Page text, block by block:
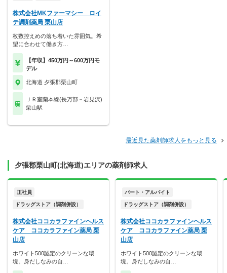
株式会社MKファーマシー ロイ
テ調剤薬局 栗山店
枚数控えめの落ち着いた雰囲気。希
望に合わせて働き方…
【年収】450万円～600万円モ
デル
北海道 夕張郡栗山町
ＪＲ室蘭本線(長万部－岩見沢)
栗山駅
最近見た薬剤師求人をもっと見る
夕張郡栗山町(北海道)エリアの薬剤師求人
正社員
ドラッグストア（調剤併設）
株式会社ココカラファインヘルス
ケア ココカラファイン薬局 栗
山店
ホワイト500認定のクリーンな環
境。身だしなみの自…
パート・アルバイト
ドラッグストア（調剤併設）
株式会社ココカラファインヘルス
ケア ココカラファイン薬局 栗
山店
ホワイト500認定のクリーンな環
境。身だしなみの自…